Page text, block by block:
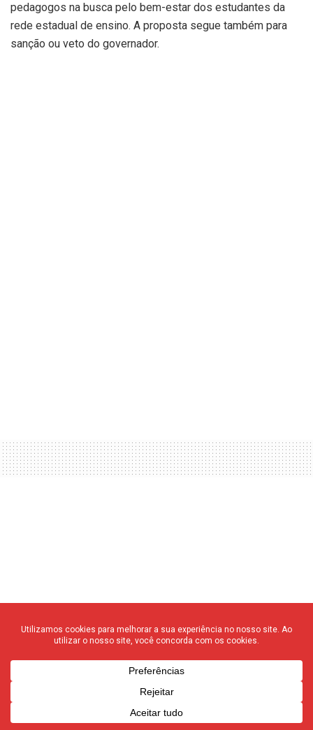
pedagogos na busca pelo bem-estar dos estudantes da
rede estadual de ensino. A proposta segue também para
sanção ou veto do governador.